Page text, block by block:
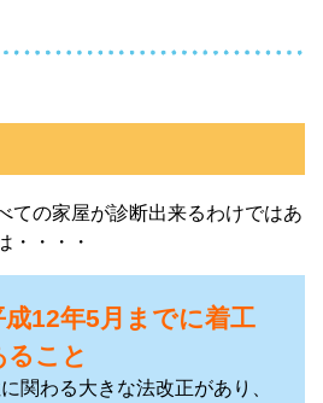
ての家屋が診断出来るわけではあ
・・・・
成12年5月までに着工
ること
関わる大きな法改正があり、